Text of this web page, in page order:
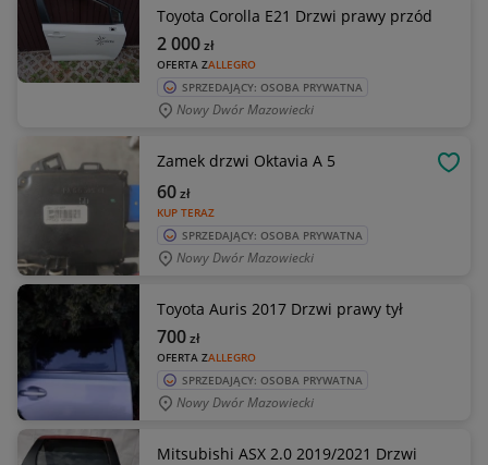
Toyota Corolla E21 Drzwi prawy przód
OFERTA ZALLEGRO
2 000zł
SPRZEDAJĄCY: OSOBA PRYWATNA
Nowy Dwór Mazowiecki
Zamek drzwi Oktavia A 5
KUP TERAZ
60zł
SPRZEDAJĄCY: OSOBA PRYWATNA
Nowy Dwór Mazowiecki
Toyota Auris 2017 Drzwi prawy tył
OFERTA ZALLEGRO
700zł
SPRZEDAJĄCY: OSOBA PRYWATNA
Nowy Dwór Mazowiecki
Mitsubishi ASX 2.0 2019/2021 Drzwi